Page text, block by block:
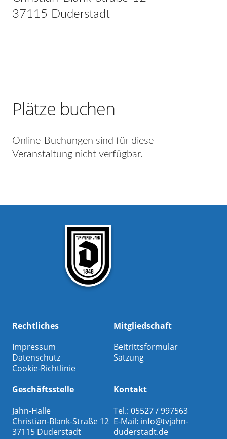
37115 Duderstadt
Plätze buchen
Online-Buchungen sind für diese
Veranstaltung nicht verfügbar.
Rechtliches
Impressum
Datenschutz
Cookie-Richtlinie
Mitgliedschaft
Beitrittsformular
Satzung
Geschäftsstelle
Jahn-Halle
Christian-Blank-Straße 12
37115 Duderstadt
Kontakt
Tel.: 05527 / 997563
E-Mail: info@tvjahn-
duderstadt.de